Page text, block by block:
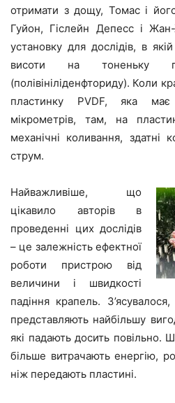
отримати з дощу, Томас і
Гуйон, Гіслейн Депесс і
установку для дослідів, в
висоти на тоненьку
(полівініліденфториду). Коли
пластинку PVDF, яка
мікрометрів, там, на
механічні коливання, здатні
струм.
Найважливіше, що
цікавило авторів в
проведенні цих дослідів
– це залежність ефектної
роботи пристрою від
величини і швидкості
падіння крапель.
представляють найбільшу
які падають досить повільно.
більше витрачають енергію,
ніж передають пластині.